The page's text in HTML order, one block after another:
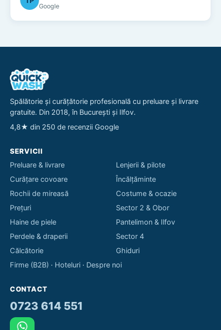
Google
Spălătorie și curățătorie profesională cu preluare și livrare
gratuite. Din 2018, în București și Ilfov.
4,8★ din 250 de recenzii Google
SERVICII
Preluare & livrare
Curățare covoare
Rochii de mireasă
Prețuri
Haine de piele
Perdele & draperii
Călcătorie
Lenjerii & pilote
Încălțăminte
Costume & ocazie
Sector 2 & Obor
Pantelimon & Ilfov
Sector 4
Ghiduri
Firme (B2B) · Hoteluri · Despre noi
CONTACT
0723 614 551